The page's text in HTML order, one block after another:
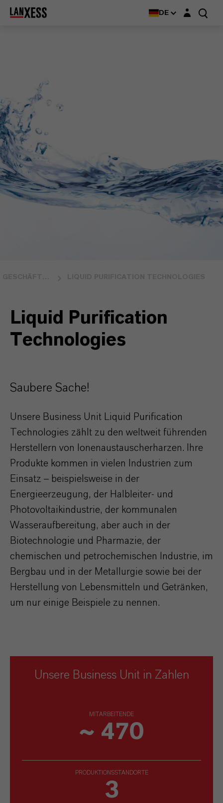
DE Login-Maske
Liquid Purification
Technologies
Saubere Sache!
Unsere Business Unit Liquid Purification
Technologies zählt zu den weltweit führenden
Herstellern von Ionenaustauscherharzen. Ihre
Produkte kommen in vielen Industrien zum
Einsatz – beispielsweise in der
Energieerzeugung, der Halbleiter- und
Photovoltaikindustrie, der kommunalen
Wasseraufbereitung, aber auch in der
Biotechnologie und Pharmazie, der
chemischen und petrochemischen Industrie, im
Bergbau und in der Metallurgie sowie bei der
Herstellung von Lebensmitteln und Getränken,
um nur einige Beispiele zu nennen.
Unsere Business Unit in Zahlen
MITARBEITENDE
~ 470
PRODUKTIONSSTANDORTE
3